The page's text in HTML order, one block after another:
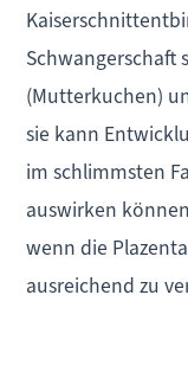
Schwangerschaft
(Mutterkuchen)
sie kann
im schlimmsten
auswirken
wenn die
ausreichend zu